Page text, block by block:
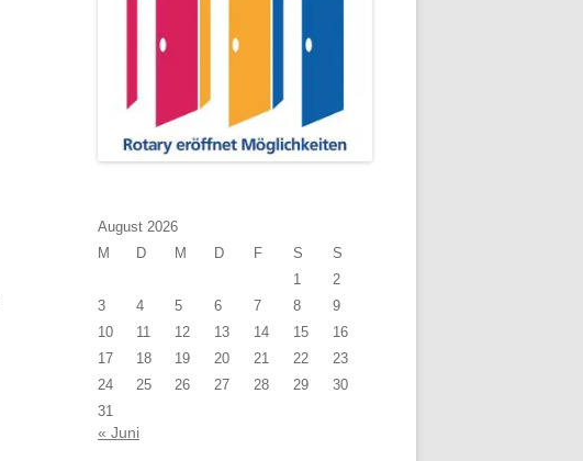
August 2026
M
D M D F S
S
1
2
3
4 5 6 7 8
9
10
11 12 13 14 15
16
17
18 19 20 21 22
23
24
25 26 27 28 29
30
31
« Juni